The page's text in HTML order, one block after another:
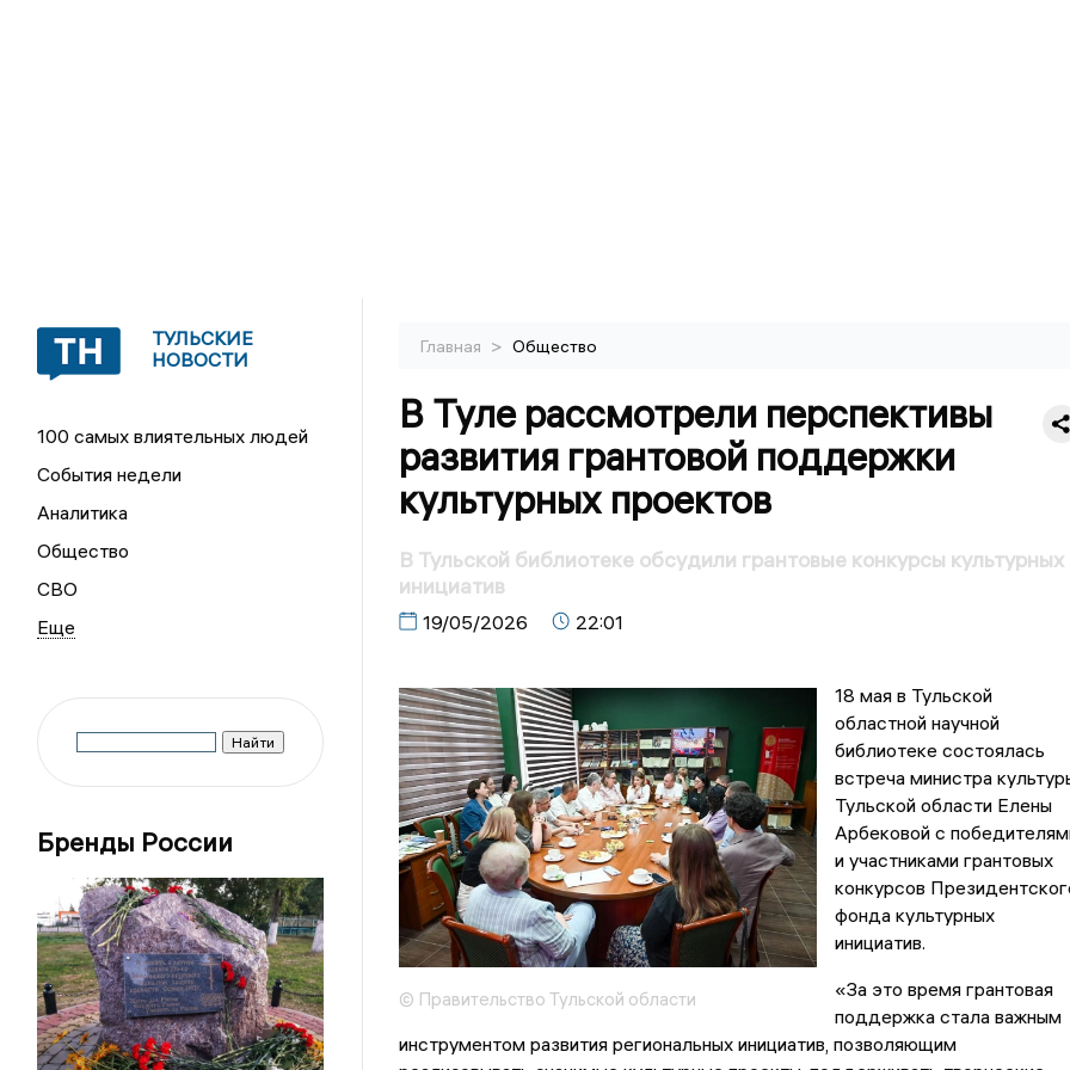
ТУЛЬСКИЕ
НОВОСТИ
100 самых влиятельных людей
События недели
Аналитика
Общество
СВО
Бренды России
Главная > Общество
В Туле рассмотрели перспективы
развития грантовой поддержки
культурных проектов
В Тульской библиотеке обсудили грантовые конкурсы культурных
инициатив
19/05/2026 22:01
© Правительство Тульской области
18 мая в Тульской
областной научной
библиотеке состоялась
встреча министра
Тульской области Елены
Арбековой с
и участниками грантовых
конкурсов
фонда культурных
инициатив.
«За это время грантовая
поддержка стала важным
инструментом развития региональных инициатив, позволяющим